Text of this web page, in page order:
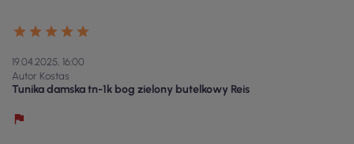
19.04.2025, 16:00
Autor Kostas
Tunika damska tn-1k bog zielony butelkowy Reis